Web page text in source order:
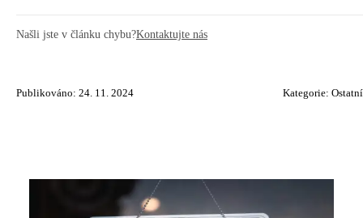
Našli jste v článku chybu?Kontaktujte nás
Publikováno: 24. 11. 2024 Kategorie: Ostatní